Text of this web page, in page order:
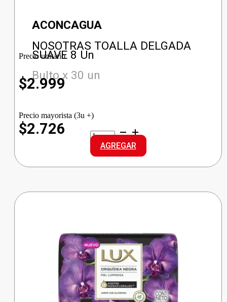
ACONCAGUA
NOSOTRAS TOALLA DELGADA
SUAVE 8 Un
Bulto x 30 un
Precio unitario
$2.999
Precio mayorista (3u +)
$2.726
NOSOTRAS
TOALLA
DELGADA
SUAVE
cantidad
AGREGAR